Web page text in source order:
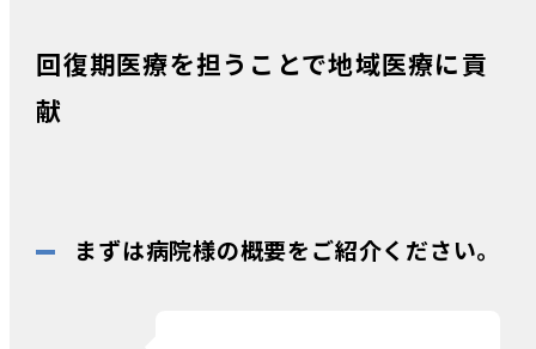
回復期医療を担うことで地域医療に貢
献
まずは病院様の概要をご紹介ください。